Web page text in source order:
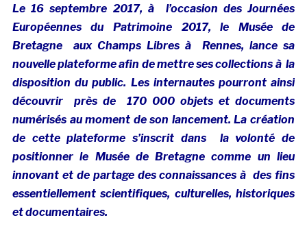
Le 16 septembre 2017, à l’occasion des Journées
Européennes du Patrimoine 2017, le Musée de
Bretagne aux Champs Libres à Rennes, lance sa
nouvelle plateforme afin de mettre ses collections à la
disposition du public. Les internautes pourront ainsi
découvrir près de 170 000 objets et documents
numérisés au moment de son lancement. La création
de cette plateforme s’inscrit dans la volonté de
positionner le Musée de Bretagne comme un lieu
innovant et de partage des connaissances à des fins
essentiellement scientifiques, culturelles, historiques
et documentaires.